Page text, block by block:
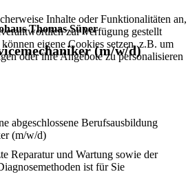
Thomas Süper
(m/w/d)
abgeschlossene Berufsausbildung
(m/w/d)
Reparatur und Wartung sowie der
ist für Sie
Inhalte oder Funktionalitäten an,
zur Verfügung gestellt
eigene Cookies setzen, z.B. um
oder ihre Angebote zu personalisieren